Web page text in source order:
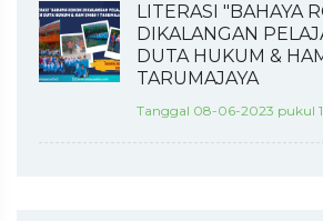
LITERASI "BAHAYA
DIKALANGAN
DUTA HUKUM &
TARUMAJAYA
Tanggal 08-06-2023 pukul